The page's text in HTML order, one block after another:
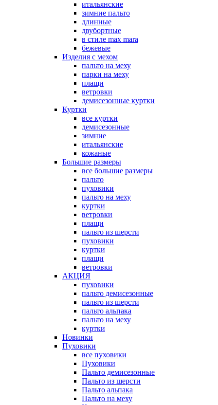
итальянские
зимние пальто
длинные
двубортные
в стиле max mara
бежевые
Изделия с мехом
пальто на меху
парки на меху
плащи
ветровки
демисезонные куртки
Куртки
все куртки
демисезонные
зимние
итальянские
кожаные
Большие размеры
все большие размеры
пальто
пуховики
пальто на меху
куртки
ветровки
плащи
пальто из шерсти
пуховики
куртки
плащи
ветровки
АКЦИЯ
пуховики
пальто демисезонные
пальто из шерсти
пальто альпака
пальто на меху
куртки
Новинки
Пуховики
все пуховики
Пуховики
Пальто демисезонные
Пальто из шерсти
Пальто альпака
Пальто на меху